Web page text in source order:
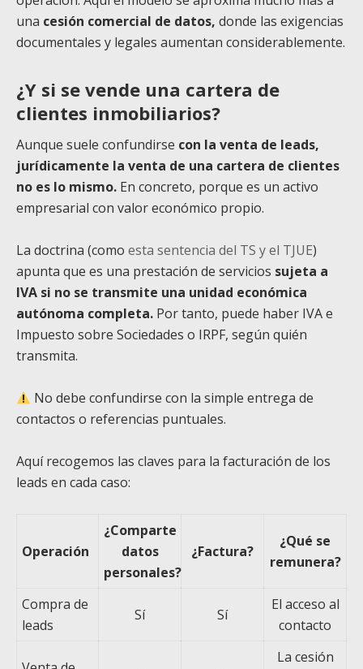
una cesión comercial de datos, donde las exigencias
documentales y legales aumentan considerablemente.
¿Y si se vende una cartera de
clientes inmobiliarios?
Aunque suele confundirse con la venta de leads,
jurídicamente la venta de una cartera de clientes
no es lo mismo. En concreto, porque es un activo
empresarial con valor económico propio.
La doctrina (como esta sentencia del TS y el TJUE)
apunta que es una prestación de servicios sujeta a
IVA si no se transmite una unidad económica
autónoma completa. Por tanto, puede haber IVA e
Impuesto sobre Sociedades o IRPF, según quién
transmita.
No debe confundirse con la simple entrega de
contactos o referencias puntuales.
Aquí recogemos las claves para la facturación de los
leads en cada caso:
Operación
¿Comparte
datos
personales?
¿Factura?
¿Qué se
remunera?
Compra de
leads
Sí Sí
El acceso al
contacto
La cesión